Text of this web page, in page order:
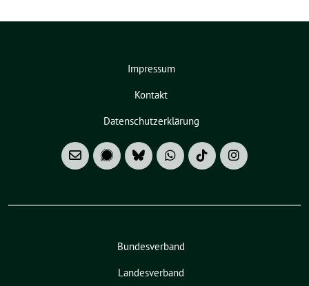
Impressum
Kontakt
Datenschutzerklärung
Bundesverband
Landesverband